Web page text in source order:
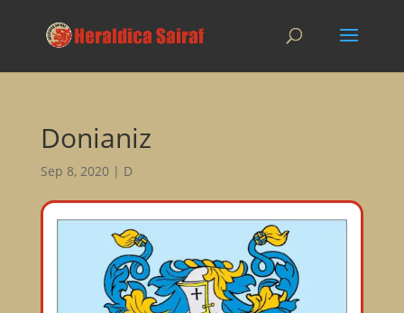
Donianiz
Sep 8, 2020| D